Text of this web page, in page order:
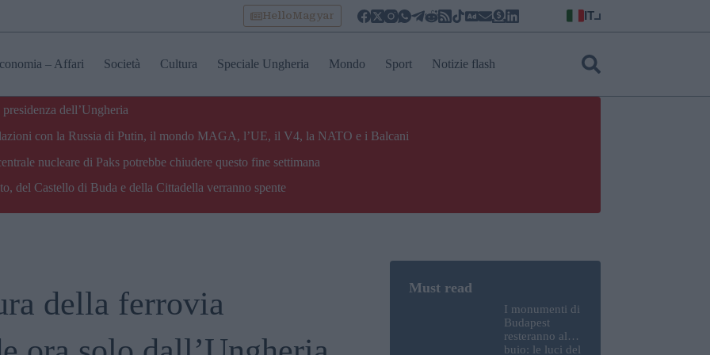
HelloMagyar IT
– Affari Società Cultura Speciale Ungheria Mondo Sport Notizie flash
dell’Ungheria
con la Russia di Putin, il mondo MAGA, l’UE, il V4, la NATO e i Balcani
nucleare di Paks potrebbe chiudere questo fine settimana
del Castello di Buda e della Cittadella verranno spente
della ferrovia
I monumenti di
Budapest
resteranno al
buio: le luci del